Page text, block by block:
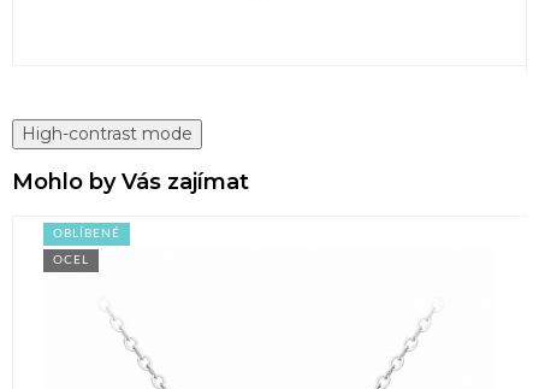
High-contrast mode
Mohlo by Vás zajímat
OBLÍBENÉ
OCEL